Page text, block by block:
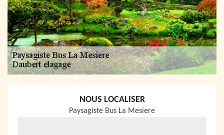
NOUS LOCALISER
Paysagiste Bus La Mesiere